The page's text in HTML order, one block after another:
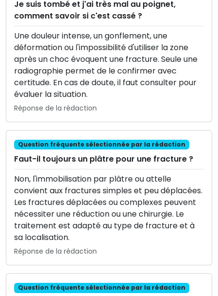
Je suis tombé et j'ai très mal au poignet,
comment savoir si c'est cassé ?
Une douleur intense, un gonflement, une
déformation ou l'impossibilité d'utiliser la zone
après un choc évoquent une fracture. Seule une
radiographie permet de le confirmer avec
certitude. En cas de doute, il faut consulter pour
évaluer la situation.
Réponse de la rédaction
Question fréquente sélectionnée par la rédaction
Faut-il toujours un plâtre pour une fracture ?
Non, l'immobilisation par plâtre ou attelle
convient aux fractures simples et peu déplacées.
Les fractures déplacées ou complexes peuvent
nécessiter une réduction ou une chirurgie. Le
traitement est adapté au type de fracture et à
sa localisation.
Réponse de la rédaction
Question fréquente sélectionnée par la rédaction